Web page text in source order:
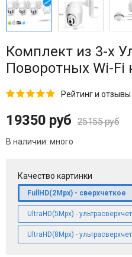
Комплект из 3-х
Поворотных Wi-Fi
Рейтинг и отзывы
19350 руб 25155 руб
В наличии: много
Качество картинки
FullHD(2Mpx) - сверхчеткое
UltraHD(5Mpx) -
UltraHD(8Mpx) -